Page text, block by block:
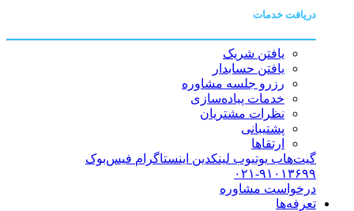
دریافت خدمات
یافتن شریک
یافتن حسابدار
رزرو جلسه مشاوره
خدمات پیاده‌سازی
نظرات مشتریان
پشتیبانی
ارتقاها
گیت‌هاب یوتیوب لینکدین اینستاگرام فیس‌بوک
۰۲۱-۹۱۰۱۳۶۹۹
درخواست مشاوره
تعرفه‌ها